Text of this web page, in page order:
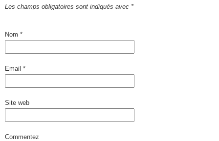
Les champs obligatoires sont indiqués avec *
Nom *
Email *
Site web
Commentez